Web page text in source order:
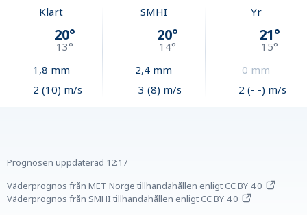
Klart
20°
13°
1,8 mm
2 (10) m/s
SMHI
20°
14°
2,4 mm
3 (8) m/s
Yr
21°
15°
0 mm
2 (- -) m/s
Prognosen uppdaterad 12:17
Väderprognos från MET Norge tillhandahållen enligtCC BY 4.0
Väderprognos från SMHI tillhandahållen enligtCC BY 4.0